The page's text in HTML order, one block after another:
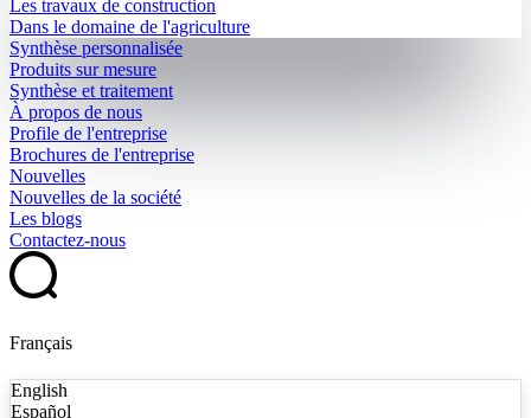
Les travaux de construction
Dans le domaine de l'agriculture
Synthèse personnalisée
Produits sur mesure
Synthèse et traitement
À propos de nous
Profile de l'entreprise
Brochures de l'entreprise
Nouvelles
Nouvelles de la société
Les blogs
Contactez-nous
Français
English
Español